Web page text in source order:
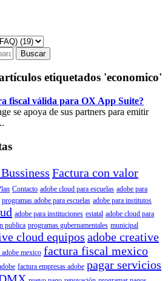
etiquetados 'economico'
fiscal válida para OX App Suite?
se apoya de sus partners para emitir
Factura con valor
Contacto adobe cloud para escuelas adobe para
programas adobe para escuelas adobe para institutos
adobe para instituciones estatal adobe cloud para
publica programas gubernamentales municipal
cloud equipos adobe creative
adobe mexico factura fiscal mexico
factura empresas adobe pagar servicios